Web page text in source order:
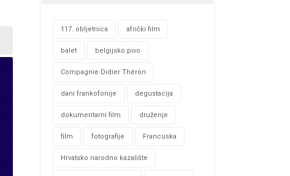
117. obljetnica afrički film
balet belgijsko pivo
Compagnie Didier Théron
dani frankofonije degustacija
dokumentarni film druženje
film fotografije Francuska
Hrvatsko narodno kazalište